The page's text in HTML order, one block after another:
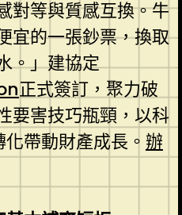
對等與質感互換。牛
宜的一張鈔票，換取
。」建協定
正式簽訂，聚力破
要害技巧瓶頸，以科
化帶動財產成長。 辦